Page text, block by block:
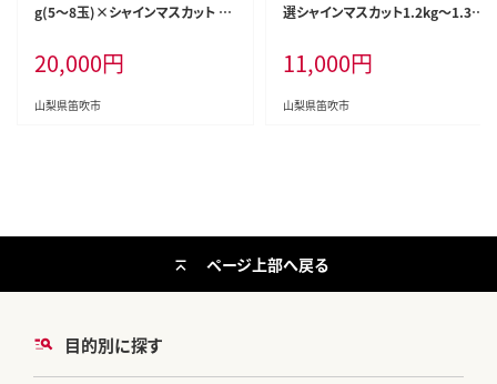
g(5～8玉)×シャインマスカット 1.
20,000円
山梨県笛吹市
選シャインマスカット1.2kg～1.3k
可※ 106-003-26y
11,000円
山梨県笛吹市
目的別に探す
ページ上部へ戻る